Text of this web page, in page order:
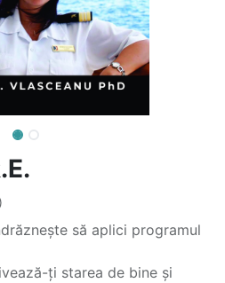
să aplici programul
ți starea de bine și